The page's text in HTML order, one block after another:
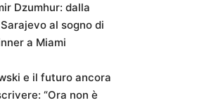
Dzumhur: dalla
al sogno di
a Miami
e il futuro ancora
“Ora non è